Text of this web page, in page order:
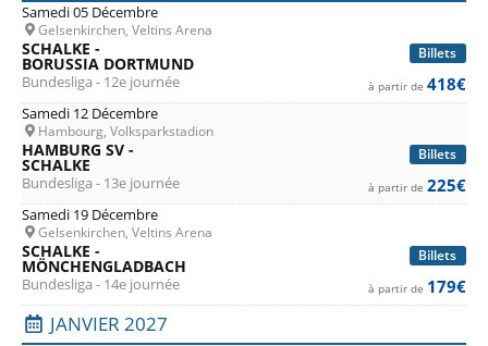
Samedi 05 Décembre
Gelsenkirchen, Veltins Arena
Billets
SCHALKE -
BORUSSIA DORTMUND
Bundesliga - 12e journée à partir de 418€
Samedi 12 Décembre
Hambourg, Volksparkstadion
Billets
HAMBURG SV -
SCHALKE
Bundesliga - 13e journée à partir de 225€
Samedi 19 Décembre
Gelsenkirchen, Veltins Arena
Billets
SCHALKE -
MÖNCHENGLADBACH
Bundesliga - 14e journée à partir de 179€
JANVIER 2027